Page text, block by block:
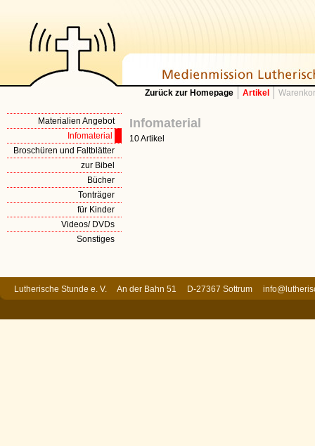
Zurück zur Homepage Artikel
Materialien Angebot
Infomaterial
Broschüren und Faltblätter
zur Bibel
Bücher
Tonträger
für Kinder
Videos/ DVDs
Sonstiges
Infomaterial
10 Artikel
Lutherische Stunde e. V. An der Bahn 51 D-27367 Sottrum